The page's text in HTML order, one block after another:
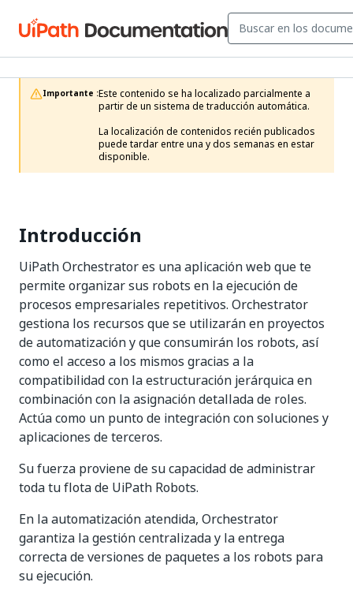
Importante :Este contenido se ha localizado parcialmente a
partir de un sistema de traducción automática.
La localización de contenidos recién publicados
puede tardar entre una y dos semanas en estar
disponible.
Introducción
UiPath Orchestrator es una aplicación web que te
permite organizar sus robots en la ejecución de
procesos empresariales repetitivos. Orchestrator
gestiona los recursos que se utilizarán en proyectos
de automatización y que consumirán los robots, así
como el acceso a los mismos gracias a la
compatibilidad con la estructuración jerárquica en
combinación con la asignación detallada de roles.
Actúa como un punto de integración con soluciones y
aplicaciones de terceros.
Su fuerza proviene de su capacidad de administrar
toda tu flota de UiPath Robots.
En la automatización atendida, Orchestrator
garantiza la gestión centralizada y la entrega
correcta de versiones de paquetes a los robots para
su ejecución.